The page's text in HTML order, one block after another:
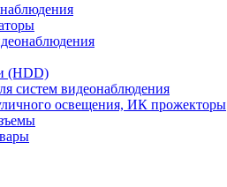
(HDD)
систем видеонаблюдения
освещения, ИК прожекторы